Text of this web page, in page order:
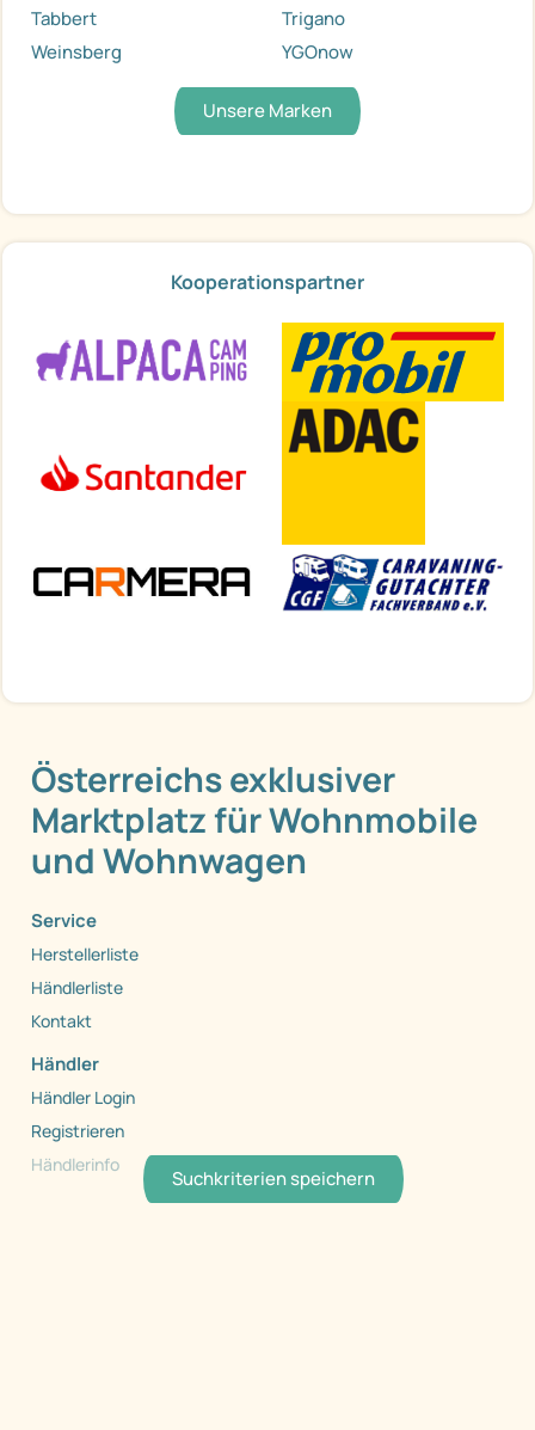
Suchkriterien speichern
Tabbert
Trigano
Weinsberg
YGOnow
Unsere Marken
Kooperationspartner
Österreichs exklusiver
Marktplatz für Wohnmobile
und Wohnwagen
Service
Herstellerliste
Händlerliste
Kontakt
Händler
Händler Login
Registrieren
Händlerinfo